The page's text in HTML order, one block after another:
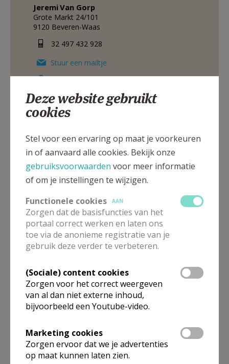
JeremiVan Gorp
Grote Markt 24/101
9120 Beveren-Waas
32 497 432 928
Stuur een mailtje
Google Maps
HermanStroobandt
Bloesemstraat 9
2070 Zwijndrecht
32 3 253 17 29
32 479 666 987
Stuur een mailtje
Google Maps
Parochieassistente
Lucia Buys
9120 Beveren-Waas
32 3 775 80 17
32 497 893 085
Deze website gebruikt
cookies
Stel voor een ervaring op maat je voorkeuren
in of aanvaard alle cookies. Bekijk onze
gebruiksvoorwaarden voor meer informatie
of om je instellingen te wijzigen.
Functionele cookies
AAN
Zorgen dat de basisfuncties van het
portaal correct werken en laten ons
toe via de anonieme registratie van je
gebruik deze verder te verbeteren.
(Sociale) content cookies
Zorgen voor het correct weergeven
van al dan niet externe inhoud,
bijvoorbeeld een Youtube-video.
Marketing cookies
Zorgen ervoor dat we je advertenties
op maat kunnen laten zien.